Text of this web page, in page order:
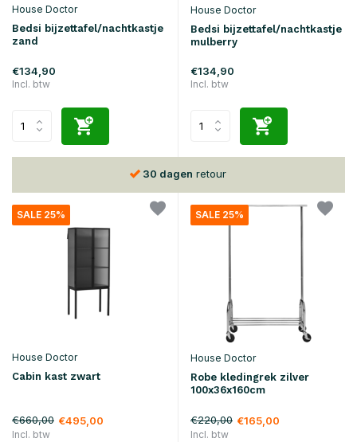
House Doctor
Bedsi bijzettafel/nachtkastje
zand
€134,90
Incl. btw
House Doctor
Bedsi bijzettafel/nachtkastje
mulberry
€134,90
Incl. btw
30 dagen retour
SALE 25%
House Doctor
Cabin kast zwart
€660,00 €495,00
Incl. btw
SALE 25%
House Doctor
Robe kledingrek zilver
100x36x160cm
€220,00 €165,00
Incl. btw